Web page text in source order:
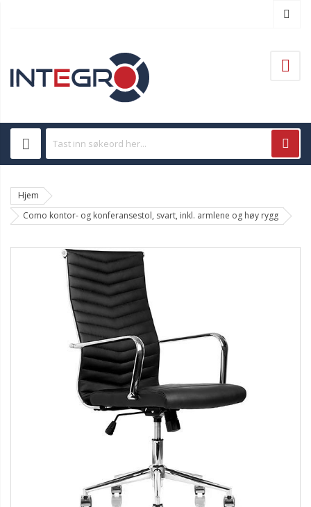
Hjem
Como kontor- og konferansestol, svart, inkl. armlene og høy rygg